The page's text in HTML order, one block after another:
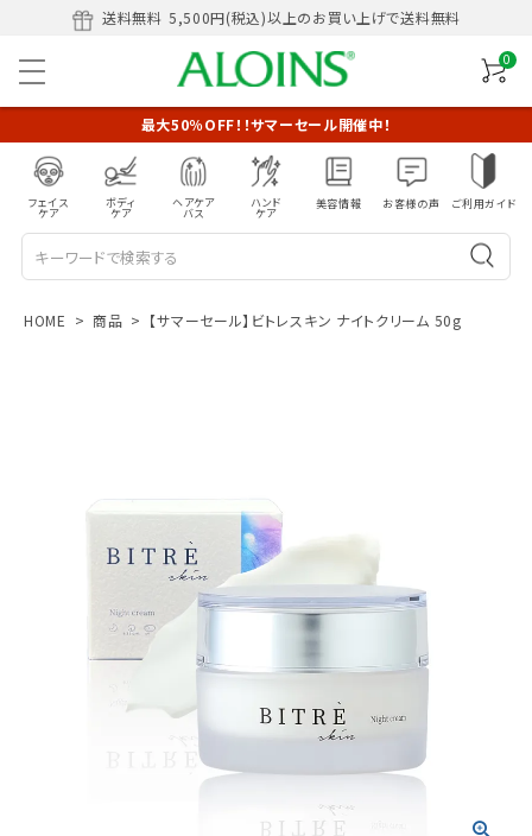
送料無料 5,500円(税込)以上のお買い上げで送料無料
0
最大50％OFF！！サマーセール開催中！
フェイス
ケア
ボディ
ケア
ヘアケア
バス
ハンド
ケア
美容情報 お客様の声 ご利用ガイド
HOME 商品 【サマーセール】ビトレスキン ナイトクリーム 50g